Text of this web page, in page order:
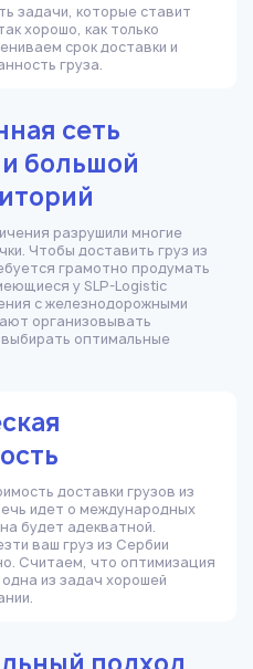
задачи, которые ставит
хорошо, как только
срок доставки и
груза.
сеть
большой
разрушили многие
Чтобы доставить груз из
грамотно продумать
у SLP-Logistic
с железнодорожными
организовывать
оптимальные
доставки грузов из
идет о международных
будет адекватной.
ваш груз из Сербии
Считаем, что оптимизация
из задач хорошей